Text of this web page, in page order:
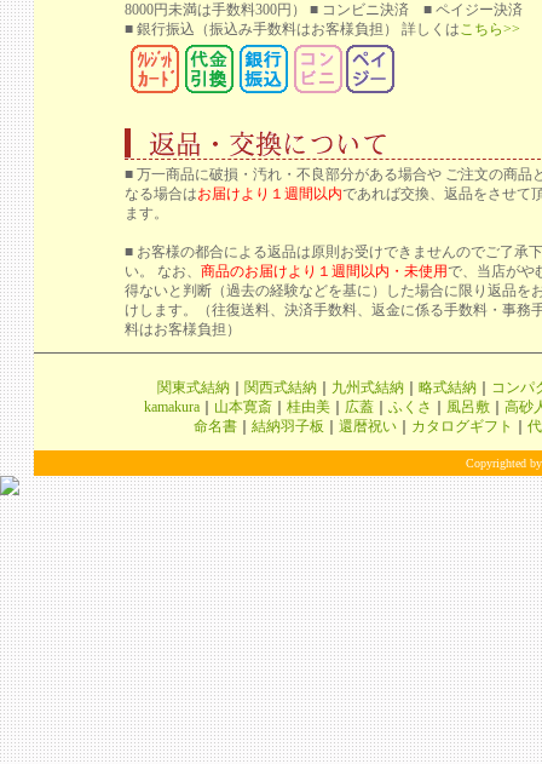
8000円未満は手数料300円） ■ コンビニ決済 ■ ペイジー決済
■ 銀行振込 （振込み手数料はお客様負担） 詳しくはこちら>>
■ 万一商品に破損・汚れ・不良部分がある場合や ご注文の商品
なる場合はお届けより１週間以内であれば交換、返品をさせて
ます。
■ お客様の都合による返品は原則お受けできませんのでご了承
い。 なお、 商品のお届けより１週間以内・未使用で、当店がや
得ないと判断（過去の経験などを基に）した場合に限り返品を
けします。（往復送料、決済手数料、返金に係る手数料・事務
料はお客様負担）
関東式結納 関西式結納 九州式結納 略式結納
コンパ
kamakura
山本寛斎 桂由美 広蓋 ふくさ 風呂敷
高砂
命名書
結納羽子板 還暦祝い カタログギフト
Copyrighted